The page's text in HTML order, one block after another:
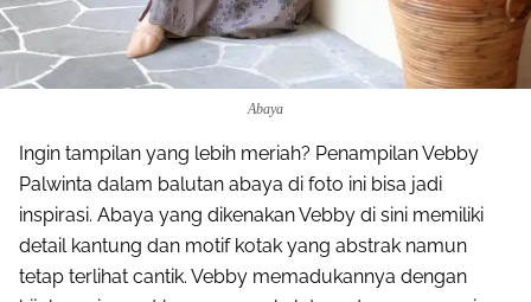
Abaya
Ingin tampilan yang lebih meriah? Penampilan Vebby
Palwinta dalam balutan abaya di foto ini bisa jadi
inspirasi. Abaya yang dikenakan Vebby di sini memiliki
detail kantung dan motif kotak yang abstrak namun
tetap terlihat cantik. Vebby memadukannya dengan